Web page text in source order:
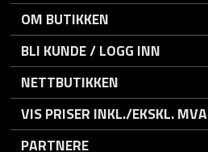
OM BUTIKKEN
BLI KUNDE / LOGG INN
NETTBUTIKKEN
VIS PRISER INKL./EKSKL. MVA
PARTNERE